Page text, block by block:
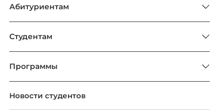
Новости студентов
Программы
Абитуриентам
Студентам